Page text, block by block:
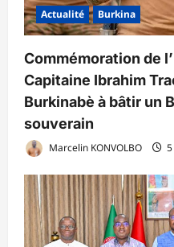
Actualité Burkina
Commémoration de
Capitaine Ibrahim
Burkinabè à bâtir un
souverain
Marcelin KONVOLBO